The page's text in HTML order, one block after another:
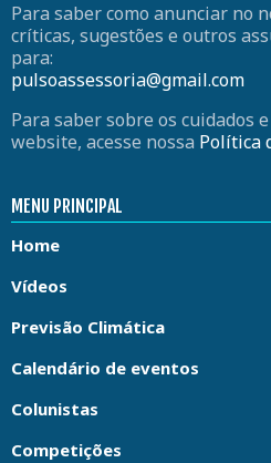
Para saber como anunciar no
críticas, sugestões e outros
para:
pulsoassessoria@gmail.com
Para saber sobre os cuidados
website, acesse nossa Política
MENU PRINCIPAL
Home
Vídeos
Previsão Climática
Calendário de eventos
Colunistas
Competições